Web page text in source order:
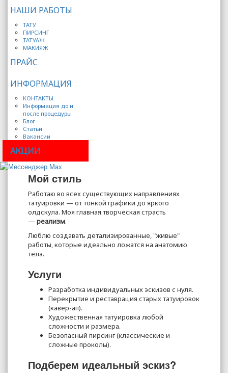
НАШИ РАБОТЫ
ТАТУ
ПИРСИНГ
ТАТУАЖ
МАКИЯЖ
ПРАЙС
ИНФОРМАЦИЯ
КОНТАКТЫ
Информация до и
после процедуры
Блог
Статьи
Вакансии
АКЦИИ
Мой стиль
Работаю во всех существующих направлениях
татуировки — от тонкой графики до яркого
олдскула. Моя главная творческая страсть
— реализм.
Люблю создавать детализированные, "живые"
работы, которые идеально ложатся на анатомию
тела.
Услуги
Разработка индивидуальных эскизов с нуля.
Перекрытие и реставрация старых татуировок
(кавер-ап).
Художественная татуировка любой
сложности и размера.
Безопасный пирсинг (классические и
сложные проколы).
Подберем идеальный эскиз?